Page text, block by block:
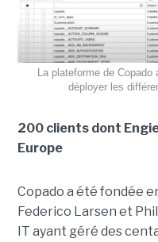
La plateforme de
déployer les
200 clients dont
Europe
Copado a été fondée
Federico Larsen et
IT ayant géré des